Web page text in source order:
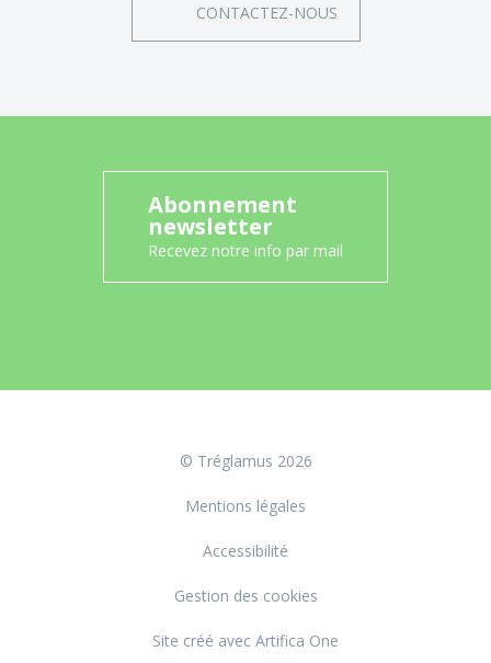
CONTACTEZ-NOUS
Abonnement
newsletter
Recevez notre info par mail
© Tréglamus 2026
Mentions légales
Accessibilité
Gestion des cookies
Site créé avec Artifica One